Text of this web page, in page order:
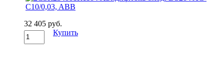
32 405 руб.
Купить